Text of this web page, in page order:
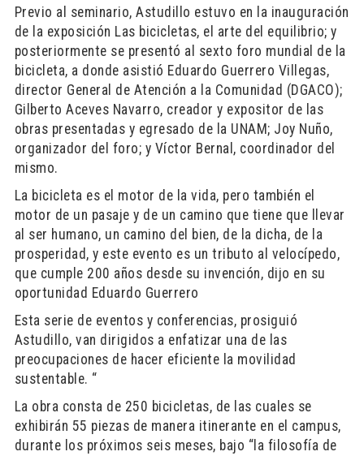
Previo al seminario, Astudillo estuvo en la inauguración
de la exposición Las bicicletas, el arte del equilibrio; y
posteriormente se presentó al sexto foro mundial de la
bicicleta, a donde asistió Eduardo Guerrero Villegas,
director General de Atención a la Comunidad (DGACO);
Gilberto Aceves Navarro, creador y expositor de las
obras presentadas y egresado de la UNAM; Joy Nuño,
organizador del foro; y Víctor Bernal, coordinador del
mismo.
La bicicleta es el motor de la vida, pero también el
motor de un pasaje y de un camino que tiene que llevar
al ser humano, un camino del bien, de la dicha, de la
prosperidad, y este evento es un tributo al velocípedo,
que cumple 200 años desde su invención, dijo en su
oportunidad Eduardo Guerrero
Esta serie de eventos y conferencias, prosiguió
Astudillo, van dirigidos a enfatizar una de las
preocupaciones de hacer eficiente la movilidad
sustentable. “
La obra consta de 250 bicicletas, de las cuales se
exhibirán 55 piezas de manera itinerante en el campus,
durante los próximos seis meses, bajo “la filosofía de